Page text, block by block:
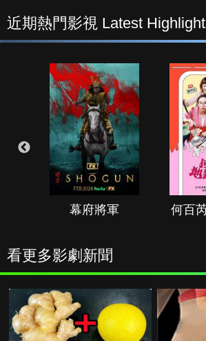
近期熱門影視 Latest
幕府將軍
何百
看更多影劇新聞